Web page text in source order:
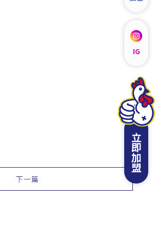
下一篇
IG
立即加盟